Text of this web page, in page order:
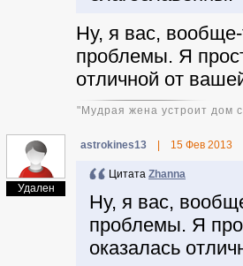
Ну, я вас,
проблемы. Я
отличной от
"Мудрая жена устроит дом
Удален
astrokines13 15 Фев 2013
Цитата Zhanna
Ну, я вас,
проблемы. Я
оказалась